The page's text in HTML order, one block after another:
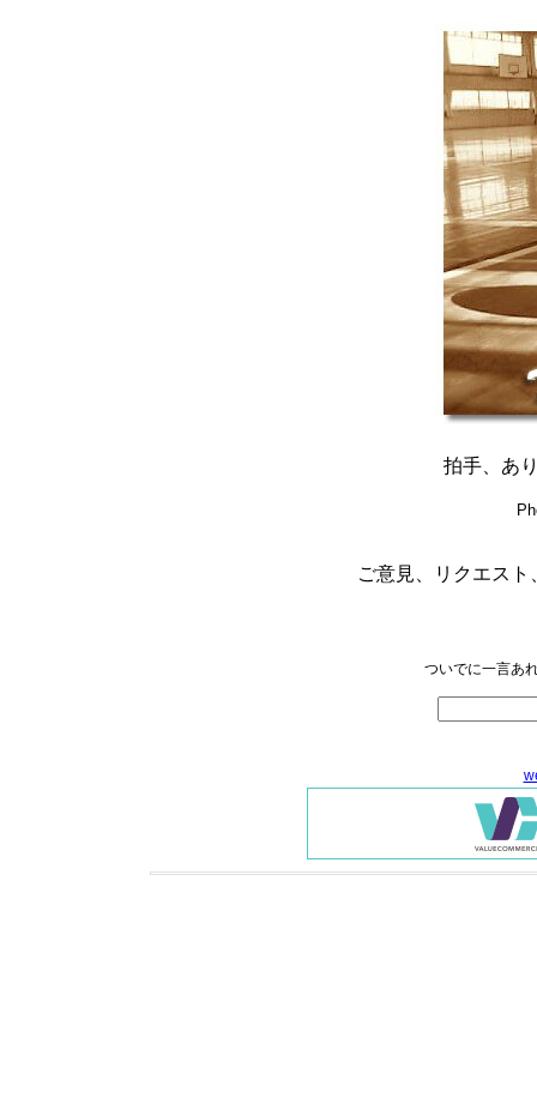
拍手、あ
ご意見、リクエス
ついでに一言あ